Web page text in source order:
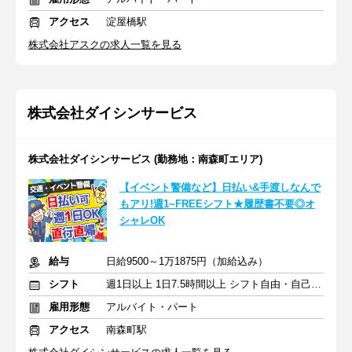
アクセス
淀屋橋駅
株式会社アスクの求人一覧を見る
株式会社ダイシンサービス
株式会社ダイシンサービス (勤務地：南森町エリア)
【イベント警備など】日払い&手渡しなんで
もアリ!週1~FREEシフト★履歴書不要◎オ
シャレOK
給与
日給9500～1万1875円（加給込み）
シフト
週1日以上 1日7.5時間以上 シフト自由・自己申告
雇用形態
アルバイト・パート
アクセス
南森町駅